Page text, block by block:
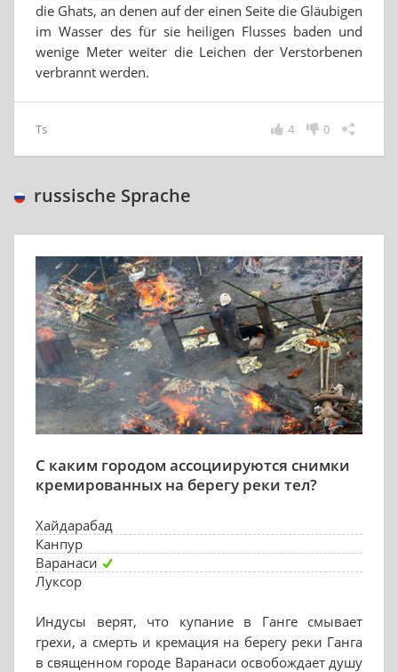
die Ghats, an denen auf der einen Seite die Gläubigen
im Wasser des für sie heiligen Flusses baden und
wenige Meter weiter die Leichen der Verstorbenen
verbrannt werden.
Ts 0
4
russische Sprache
С каким городом ассоциируются снимки
кремированных на берегу реки тел?
Хайдарабад
Канпур
Варанаси
Луксор
Индусы верят, что купание в Ганге смывает
грехи, а смерть и кремация на берегу реки Ганга
в священном городе Варанаси освобождает душу